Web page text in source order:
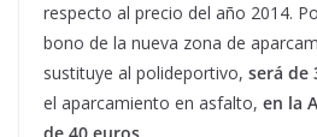
respecto al precio del año 2014.
bono de la nueva zona de
sustituye al polideportivo, será de
el aparcamiento en asfalto, en la